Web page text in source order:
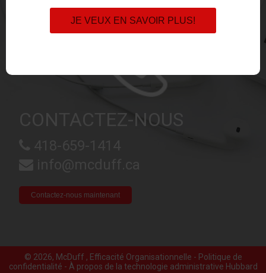
CONTACTEZ-NOUS
Contactez-nous maintenant
© 2026, McDuff , Efficacité Organisationnelle - Politique de
confidentialité - À propos de la technologie administrative Hubbard
JE VEUX EN SAVOIR PLUS!